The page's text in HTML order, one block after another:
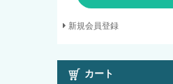
新規会員登録
カート